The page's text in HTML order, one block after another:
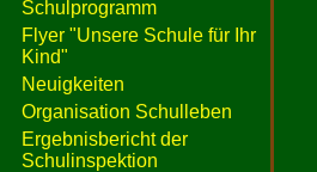
Schulprogramm
Flyer "Unsere Schule für Ihr
Kind"
Neuigkeiten
Organisation Schulleben
Ergebnisbericht der
Schulinspektion